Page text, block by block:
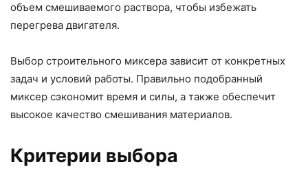
объем смешиваемого раствора, чтобы избежать
перегрева двигателя.
Выбор строительного миксера зависит от конкретных
задач и условий работы. Правильно подобранный
миксер сэкономит время и силы, а также обеспечит
высокое качество смешивания материалов.
Критерии выбора